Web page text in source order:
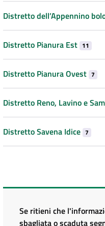
Distretto dell’Appennino
Distretto Pianura Est 11
Distretto Pianura Ovest 7
Distretto Reno, Lavino e
Distretto Savena Idice 7
Se ritieni che
sbagliata o scaduta